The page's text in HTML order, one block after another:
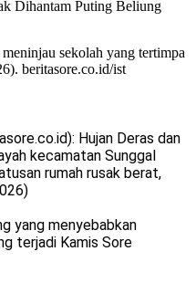
sekolah yang tertimpa
beritasore.co.id/ist
Hujan Deras dan
kecamatan Sunggal
rumah rusak berat,
yang menyebabkan
terjadi Kamis Sore